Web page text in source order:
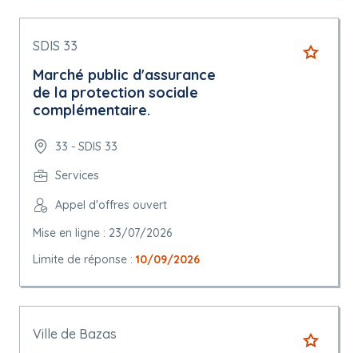
SDIS 33
Marché public d'assurance
de la protection sociale
complémentaire.
33 - SDIS 33
Services
Appel d'offres ouvert
Mise en ligne : 23/07/2026
Limite de réponse : 10/09/2026
Ville de Bazas